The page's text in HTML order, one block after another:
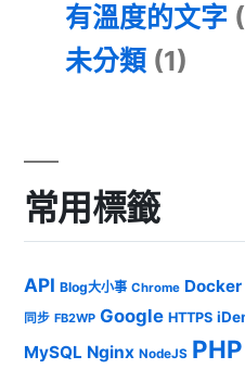
有溫度的文字
未分類 (1)
常用標籤
API Blog大小事 Chrome Docker
同步 FB2WP Google HTTPS
MySQL Nginx NodeJS PHP